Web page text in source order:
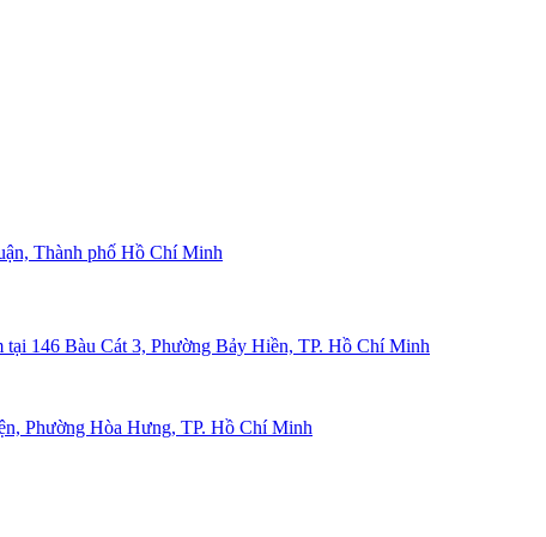
Thành phố Hồ Chí Minh
146 Bàu Cát 3, Phường Bảy Hiền, TP. Hồ Chí Minh
Phường Hòa Hưng, TP. Hồ Chí Minh